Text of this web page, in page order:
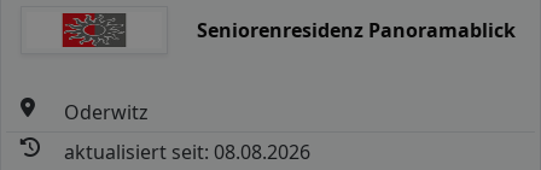
Seniorenresidenz Panoramablick
Oderwitz
aktualisiert seit: 08.08.2026